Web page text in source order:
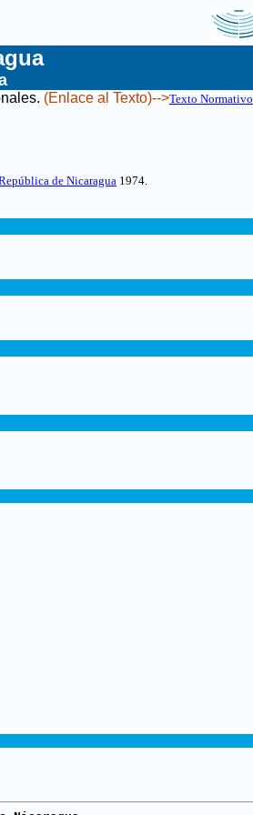
. (Enlace al Texto)-->Texto Normativo
de Nicaragua 1974.